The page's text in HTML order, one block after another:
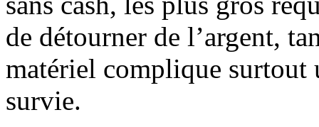
de détourner de l’argent,
matériel complique surtout
survie.